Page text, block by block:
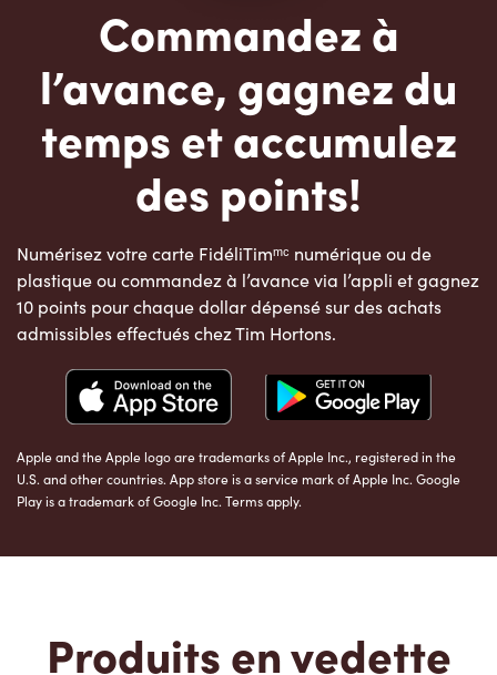
Commandez à
l’avance, gagnez du
temps et accumulez
des points!
Numérisez votre carte FidéliTimᵐᶜ numérique ou de
plastique ou commandez à l’avance via l’appli et gagnez
10 points pour chaque dollar dépensé sur des achats
admissibles effectués chez Tim Hortons.
Apple and the Apple logo are trademarks of Apple Inc., registered in the
U.S. and other countries. App store is a service mark of Apple Inc. Google
Play is a trademark of Google Inc. Terms apply.
Produits en vedette